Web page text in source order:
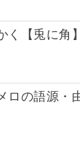
く【兎に角
ロの語源・